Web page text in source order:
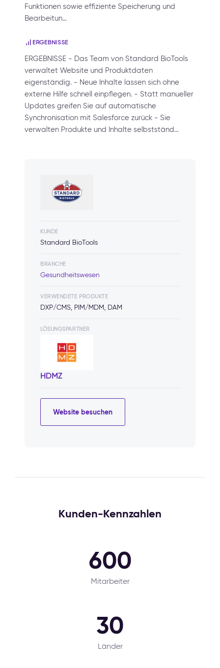
Funktionen sowie effiziente Speicherung und
Bearbeitun…
ERGEBNISSE
ERGEBNISSE - Das Team von Standard BioTools
verwaltet Website und Produktdaten
eigenständig. - Neue Inhalte lassen sich ohne
externe Hilfe schnell einpflegen. - Statt manueller
Updates greifen Sie auf automatische
Synchronisation mit Salesforce zurück - Sie
verwalten Produkte und Inhalte selbstständ…
KUNDE
Standard BioTools
BRANCHE
Gesundheitswesen
VERWENDETE PRODUKTE
DXP/CMS, PIM/MDM, DAM
LÖSUNGSPARTNER
HDMZ
Website besuchen
Kunden-Kennzahlen
600
Mitarbeiter
30
Länder